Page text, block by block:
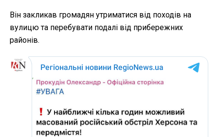
Він закликав громадян утриматися від походів на
вулицю та перебувати подалі від прибережних
районів.